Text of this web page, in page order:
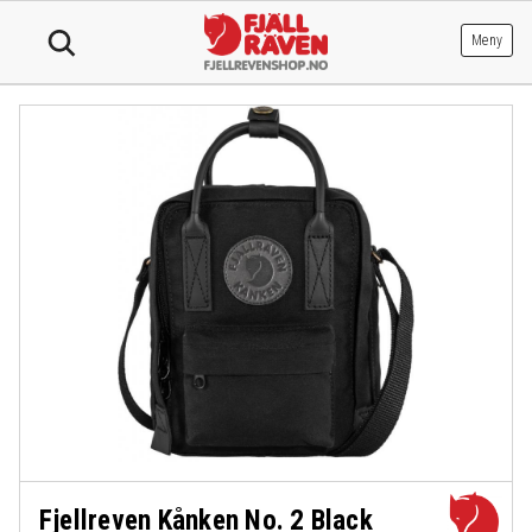
Meny
Fjellreven Kånken No. 2 Black